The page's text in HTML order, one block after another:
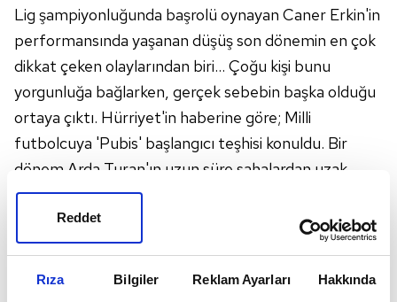
Rıza Bilgiler Reklam Ayarları Hakkında
Reddet
Lig şampiyonluğunda başrolü oynayan Caner Erkin'in
performansında yaşanan düşüş son dönemin en çok
dikkat çeken olaylarından biri... Çoğu kişi bunu
yorgunluğa bağlarken, gerçek sebebin başka olduğu
ortaya çıktı. Hürriyet'in haberine göre; Milli
futbolcuya 'Pubis' başlangıcı teşhisi konuldu. Bir
dönem Arda Turan'ın uzun süre sahalardan uzak
kalmasına sebep olan Pubis sakatlığı nedeniyle
Caner, ligin ikinci yarısındaki maçlara ağrılarla çıkıyor.
Bu sakatlık şu an itibariyle Caner'in futbol
oynamasına engel teşkil etmiyor. Ancak ilerlediği